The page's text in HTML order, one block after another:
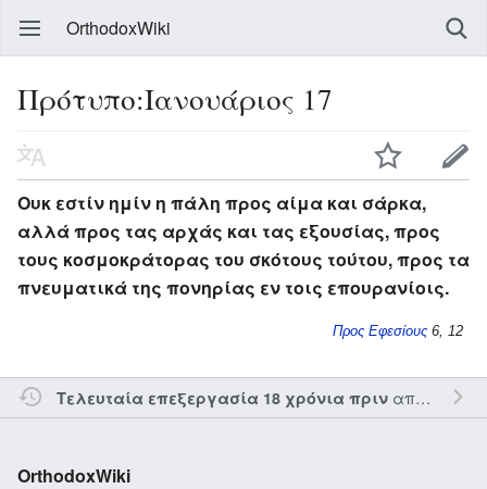
OrthodoxWiki
Πρότυπο:Ιανουάριος 17
Ουκ εστίν ημίν η πάλη προς αίμα και σάρκα,
αλλά προς τας αρχάς και τας εξουσίας, προς
τους κοσμοκράτορας του σκότους τούτου, προς τα
πνευματικά της πονηρίας εν τοις επουρανίοις.
Προς Εφεσίους6, 12
Τελευταία επεξεργασία 18 χρόνια πριναπό τον την
OrthodoxWiki